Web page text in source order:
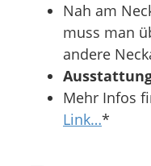
Nah am
muss man
andere
Mehr Infos
Link…*